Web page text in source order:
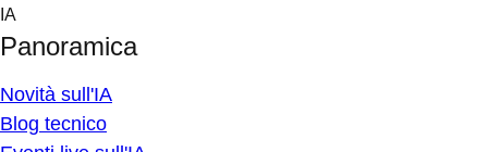
Skip
content
IA
Panoramica
Novità sull'IA
Blog tecnico